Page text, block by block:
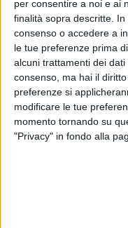
per consentire a noi e ai
finalità sopra descritte.
consenso o accedere a
le tue preferenze prima
alcuni trattamenti dei
consenso, ma hai il
preferenze si
modificare le tue
momento tornando su
"Privacy" in fondo alla